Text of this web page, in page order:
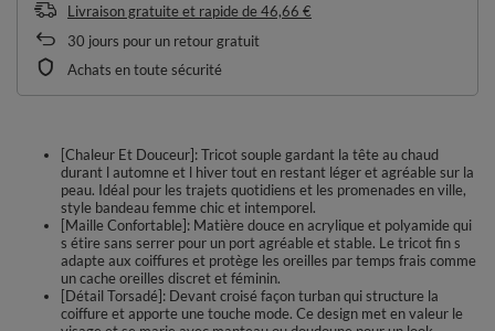
Livraison gratuite et rapidede46,66 €
30 jours pour un retour gratuit
Achats en toute sécurité
[Chaleur Et Douceur]: Tricot souple gardant la tête au chaud
durant l automne et l hiver tout en restant léger et agréable sur la
peau. Idéal pour les trajets quotidiens et les promenades en ville,
style bandeau femme chic et intemporel.
[Maille Confortable]: Matière douce en acrylique et polyamide qui
s étire sans serrer pour un port agréable et stable. Le tricot fin s
adapte aux coiffures et protège les oreilles par temps frais comme
un cache oreilles discret et féminin.
[Détail Torsadé]: Devant croisé façon turban qui structure la
coiffure et apporte une touche mode. Ce design met en valeur le